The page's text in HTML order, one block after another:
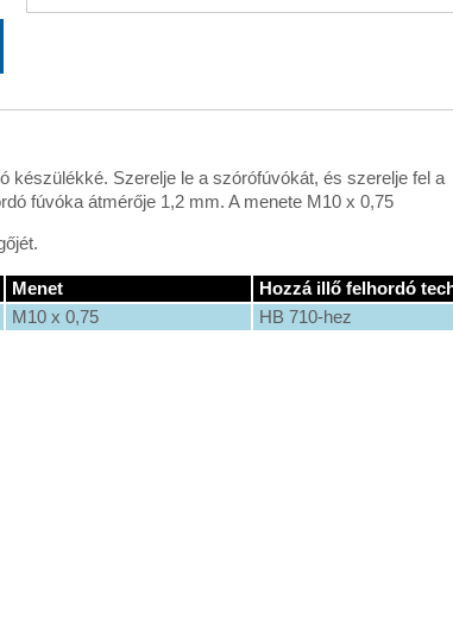
Szerelje le a szórófúvókát, és szerelje fel a
fúvóka átmérője 1,2 mm. A menete M10 x 0,75
Menet
Hozzá illő felhordó
M10 x 0,75 HB 710-hez